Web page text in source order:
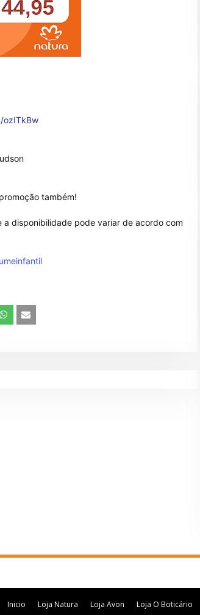
ozITkBw
também!
a disponibilidade pode variar de acordo com
Inicio Loja Natura Loja Avon Loja O Boticário